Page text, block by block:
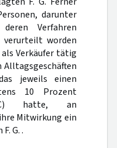
darunter
Verfahren
worden
Verkäufer tätig
Alltagsgeschäften
jeweils einen
10 Prozent
hatte, an
Mitwirkung ein
G. .